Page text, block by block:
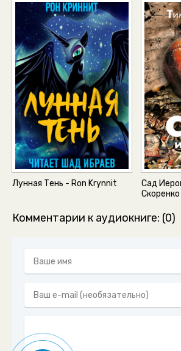
Лунная Тень - Ron Krynnit
Сад
Скоренко
Комментарии к аудиокниге: (0)